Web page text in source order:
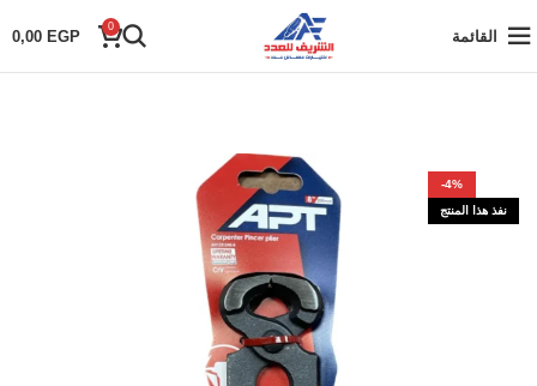
القائمة
0
0,00 EGP
-4%
نفذ هذا المنتج